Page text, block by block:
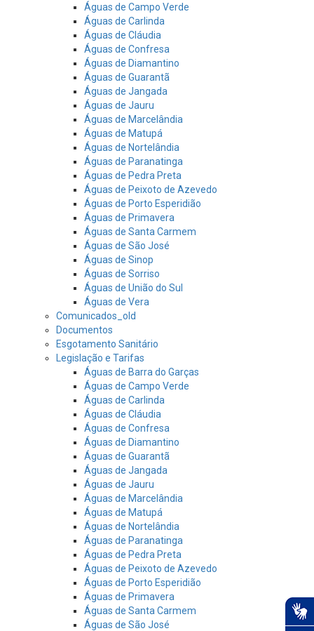
Águas de Campo Verde
Águas de Carlinda
Águas de Cláudia
Águas de Confresa
Águas de Diamantino
Águas de Guarantã
Águas de Jangada
Águas de Jauru
Águas de Marcelândia
Águas de Matupá
Águas de Nortelândia
Águas de Paranatinga
Águas de Pedra Preta
Águas de Peixoto de Azevedo
Águas de Porto Esperidião
Águas de Primavera
Águas de Santa Carmem
Águas de São José
Águas de Sinop
Águas de Sorriso
Águas de União do Sul
Águas de Vera
Comunicados_old
Documentos
Esgotamento Sanitário
Legislação e Tarifas
Águas de Barra do Garças
Águas de Campo Verde
Águas de Carlinda
Águas de Cláudia
Águas de Confresa
Águas de Diamantino
Águas de Guarantã
Águas de Jangada
Águas de Jauru
Águas de Marcelândia
Águas de Matupá
Águas de Nortelândia
Águas de Paranatinga
Águas de Pedra Preta
Águas de Peixoto de Azevedo
Águas de Porto Esperidião
Águas de Primavera
Águas de Santa Carmem
Águas de São José